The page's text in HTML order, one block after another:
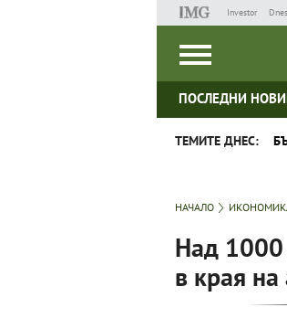
Investor Dnes
ПОСЛЕДНИ
ТЕМИТЕ ДНЕС:
НАЧАЛО
Над 1000
в края на